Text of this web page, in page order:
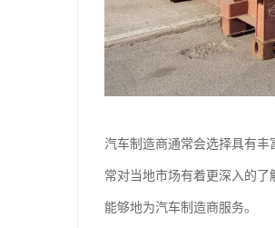
汽车制造商通常会选择具有
常对当地市场有着更深入的
能够地为汽车制造商服务。